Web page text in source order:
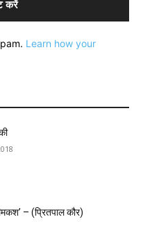
Learn how your
– (प्रितपाल कौर)